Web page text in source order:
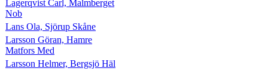
Lagerqvist Carl, Malmberget
Nob
Lans Ola, Sjörup Skåne
Larsson Göran, Hamre
Matfors Med
Larsson Helmer, Bergsjö Häl